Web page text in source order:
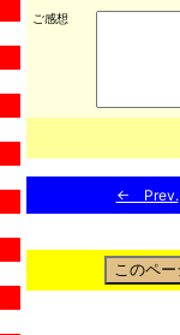
ご感想
← Prev.